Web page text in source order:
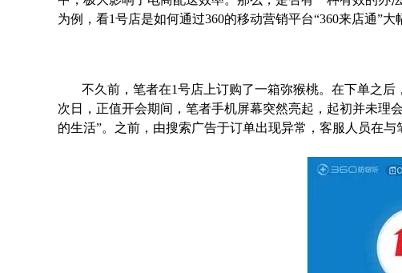
为例，看1号店是如何通过360的移动营销平台“360来店通”大
不久前，笔者在1号店上订购了一箱弥猴桃。在下单之后
次日，正值开会期间，笔者手机屏幕突然亮起，起初并未理
的生活”。之前，由搜索广告于订单出现异常，客服人员在与